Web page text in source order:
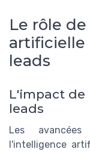
Le rôle
artificielle
leads
L'impact de
leads
Les
l'intelligence